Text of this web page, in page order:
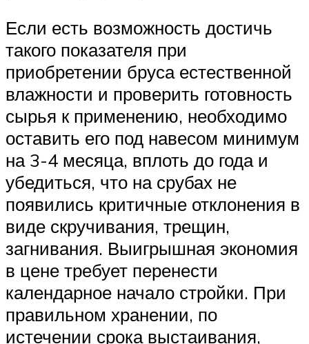
Если есть возможность достичь
такого показателя при
приобретении бруса естественной
влажности и проверить готовность
сырья к применению, необходимо
оставить его под навесом минимум
на 3-4 месяца, вплоть до года и
убедиться, что на срубах не
появились критичные отклонения в
виде скручивания, трещин,
загнивания. Выигрышная экономия
в цене требует перенести
календарное начало стройки. При
правильном хранении, по
истечении срока выстаивания,